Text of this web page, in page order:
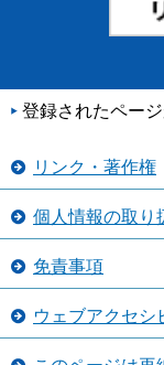
登録されたページ
リンク・著作権
個人情報の取り
免責事項
ウェブアクセシ